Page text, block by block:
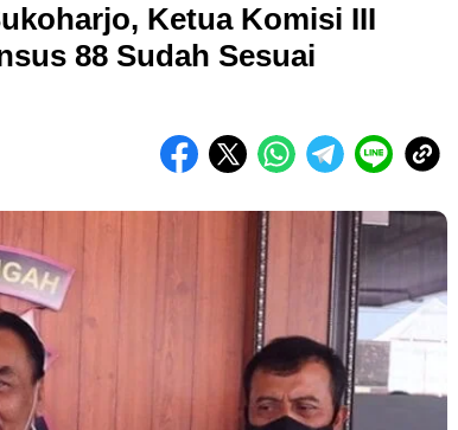
Ketua Komisi III
88 Sudah Sesuai